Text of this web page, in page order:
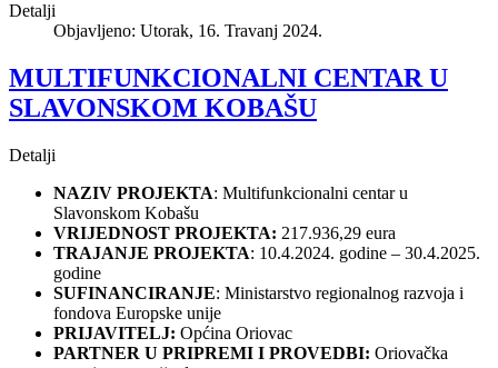
Detalji
Objavljeno: Utorak, 16. Travanj 2024.
MULTIFUNKCIONALNI CENTAR U
SLAVONSKOM KOBAŠU
Detalji
NAZIV PROJEKTA: Multifunkcionalni centar u
Slavonskom Kobašu
VRIJEDNOST PROJEKTA: 217.936,29 eura
TRAJANJE PROJEKTA: 10.4.2024. godine – 30.4.2025.
godine
SUFINANCIRANJE: Ministarstvo regionalnog razvoja i
fondova Europske unije
PRIJAVITELJ: Općina Oriovac
PARTNER U PRIPREMI I PROVEDBI: Oriovačka